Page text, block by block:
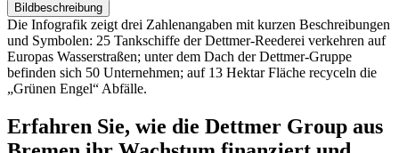
Bildbeschreibung​
Die Infografik zeigt drei Zahlenangaben mit kurzen Beschreibungen
und Symbolen: 25 Tankschiffe der Dettmer-Reederei verkehren auf
Europas Wasserstraßen; unter dem Dach der Dettmer-Gruppe
befinden sich 50 Unternehmen; auf 13 Hektar Fläche recyceln die
„Grünen Engel“ Abfälle.
Erfahren Sie, wie die Dettmer Group aus